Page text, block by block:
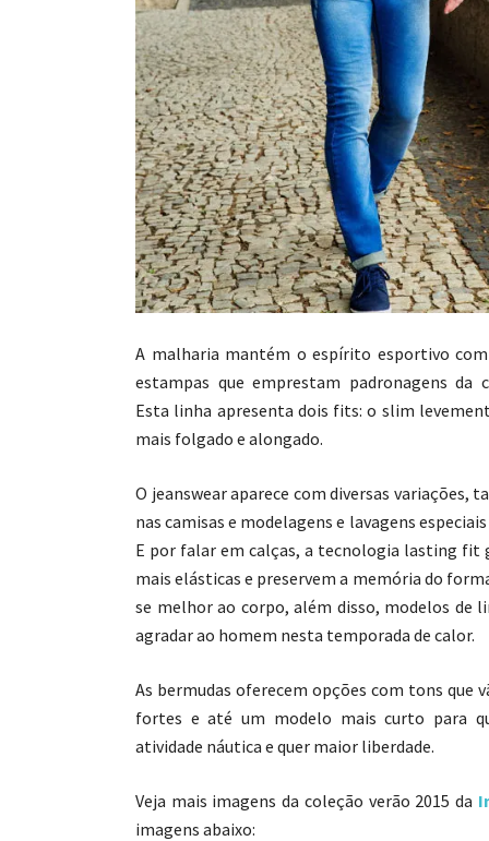
A malharia mantém o espírito esportivo com
estampas que emprestam padronagens da
Esta linha apresenta dois fits: o slim
mais folgado e alongado.
O jeanswear aparece com diversas variações,
nas camisas e modelagens e lavagens
E por falar em calças, a tecnologia lasting fit
mais elásticas e preservem a memória do
se melhor ao corpo, além disso, modelos de
agradar ao homem nesta temporada de calor.
As bermudas oferecem opções com tons que
fortes e até um modelo mais curto para
atividade náutica e quer maior liberdade.
Veja mais imagens da coleção verão 2015 da
imagens abaixo: